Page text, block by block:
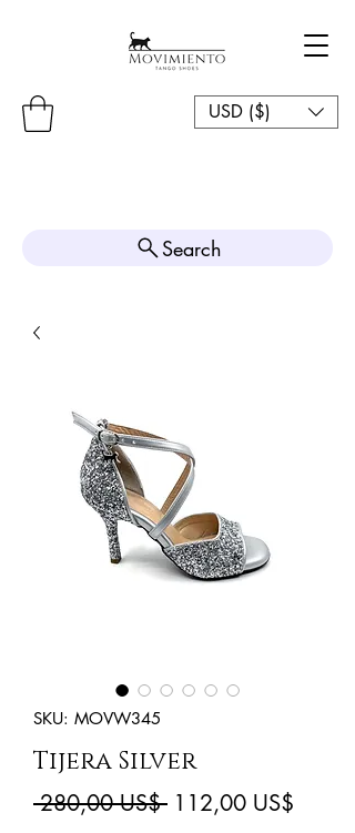
USD ($)
Search
SKU: MOVW345
Tijera Silver
280,00 US$ Precio
112,00 US$